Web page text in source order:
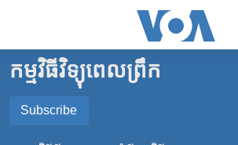
គេហទំព័រ​
ទាក់ទង
រំលង​
កម្ពុជា
អន្តរជាតិ
កម្មវិធីវិទ្យុពេលព្រឹក
Subscribe
SUBSCRIBE